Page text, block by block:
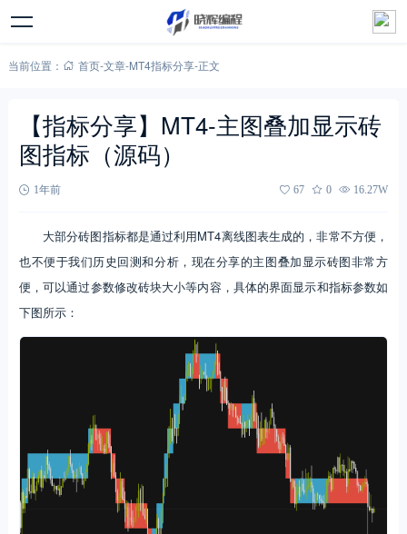
当前位置： 首页-文章-MT4指标分享-正文
【指标分享】MT4-主图叠加显示砖
图指标（源码）
1年前 67 0 16.27W
大部分砖图指标都是通过利用MT4离线图表生成的，非常不方便，
也不便于我们历史回测和分析，现在分享的主图叠加显示砖图非常方
便，可以通过参数修改砖块大小等内容，具体的界面显示和指标参数如
下图所示：